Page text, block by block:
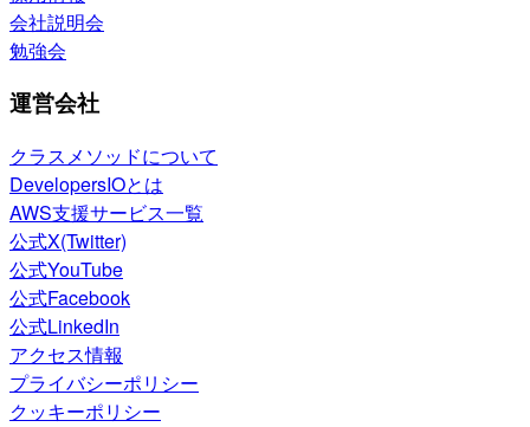
会社説明会
勉強会
運営会社
クラスメソッドについて
DevelopersIOとは
AWS支援サービス一覧
公式X(Twitter)
公式YouTube
公式Facebook
公式LinkedIn
アクセス情報
プライバシーポリシー
クッキーポリシー